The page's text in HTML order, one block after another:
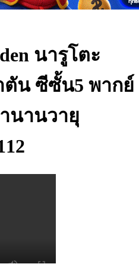
นารูโตะ
น ซีซั้น5 พากย์
นานวายุ